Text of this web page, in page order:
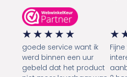
★ ★ ★ ★ ★
goede service want ik
werd binnen een uur
gebeld dat het product
★